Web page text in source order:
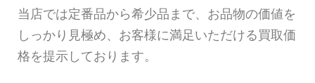
当店では定番品から希少品まで、お品物の価値を
しっかり見極め、お客様に満足いただける買取価
格を提示しております。